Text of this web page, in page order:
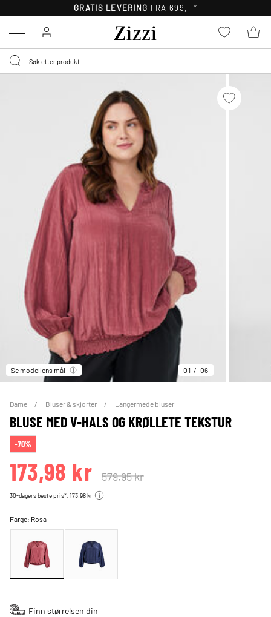
GRATIS LEVERING FRA 699,- *
Menu
Se modellens mål 01 06
Dame Bluser & skjorter Langermede bluser
BLUSE MED V-HALS OG KRØLLETE TEKSTUR
-70%
173,98 kr 579,95 kr
30-dagers beste pris*: 173,98 kr
Farge: Rosa
Finn størrelsen din